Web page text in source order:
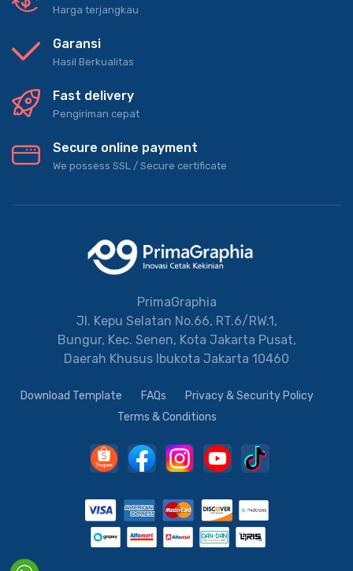
Harga terjangkau
Garansi
Hasil Berkualitas
Fast delivery
Pengiriman cepat
Secure online payment
We possess SSL / Secure сertificate
PrimaGraphia
Jl. Kepu Selatan No.66, RT.6/RW.1,
Bungur, Kec. Senen, Kota Jakarta Pusat,
Daerah Khusus Ibukota Jakarta 10460
Download Template FAQs
Privacy & Security Policy
Terms & Conditions